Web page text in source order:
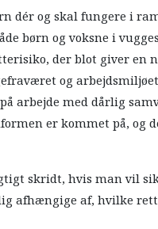
dér og skal fungere i
børn og voksne i
der blot giver en
og
arbejde med dårlig
er kommet på, og
skridt, hvis man vil
afhængige af, hvilke